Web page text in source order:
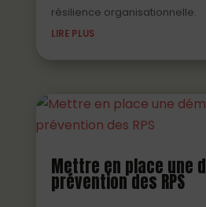
résilience organisationnelle.
LIRE PLUS
Mettre en place une
prévention des RPS